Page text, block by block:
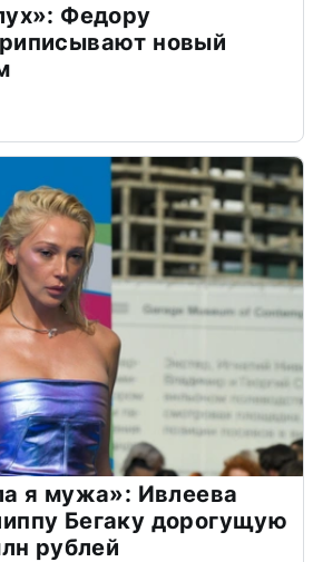
Федору
новый
я мужа»: Ивлеева
Бегаку дорогущую
рублей